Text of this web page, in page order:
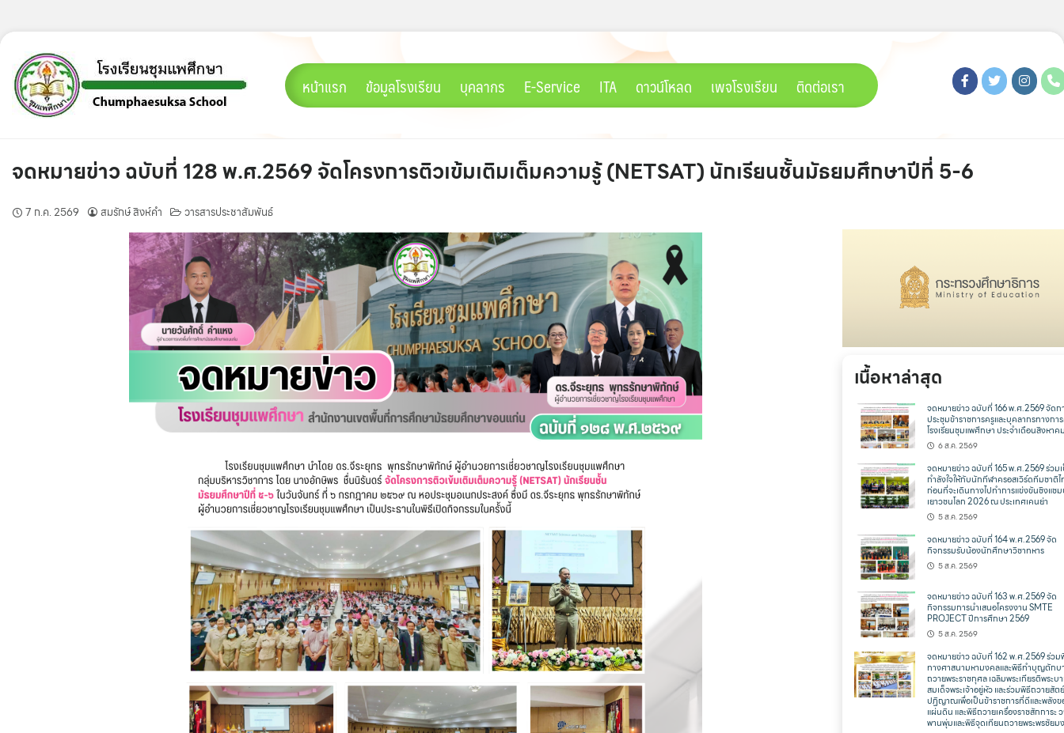
content
หน้าแรก ข้อมูลโรงเรียน บุคลากร E-Service ITA ดาวน์โหลด เพจโรงเรียน ติดต่อเรา
จดหมายข่าว ฉบับที่ 128 พ.ศ.2569 จัดโครงการติวเข้มเติมเต็มความรู้ (NETSAT) นักเรียนชั้นมัธยมศึกษาปีที่ 5-6
7 ก.ค. 2569 สมรักษ์ สิงห์คำ วารสารประชาสัมพันธ์
เนื้อหาล่าสุด
จดหมายข่าว ฉบับที่ 166 พ.ศ.2569 จัดก
ประชุมข้าราชการครูและบุคลากรทางกา
โรงเรียนชุมแพศึกษา ประจำเดือนสิงหาค
6 ส.ค. 2569
จดหมายข่าว ฉบับที่ 165 พ.ศ.2569 ร่วม
กำลังใจให้กับนักกีฬาครอสเวิร์ดทีมชาติ
ก่อนที่จะเดินทางไปทำการแข่งขันชิงแช
เยาวชนโลก 2026 ณ ประเทศเคนย่า
5 ส.ค. 2569
จดหมายข่าว ฉบับที่ 164 พ.ศ.2569 จัด
กิจกรรมรับน้องนักศึกษาวิชาทหาร
5 ส.ค. 2569
จดหมายข่าว ฉบับที่ 163 พ.ศ.2569 จัด
กิจกรรมการนำเสนอโครงงาน SMTE
PROJECT ปีการศึกษา 2569
5 ส.ค. 2569
จดหมายข่าว ฉบับที่ 162 พ.ศ.2569 ร่วม
ทางศาสนามหามงคลและพิธีทำบุญตักบ
ถวายพระราชกุศล เฉลิมพระเกียรติพระบ
สมเด็จพระเจ้าอยู่หัว และร่วมพิธีถวายสัต
ปฏิญาณเพื่อเป็นข้าราชการที่ดีและพลังข
แผ่นดิน และพิธีถวายเครื่องราชสักการะ
พานพุ่มและพิธีจุดเทียนถวายพระพรชัยม